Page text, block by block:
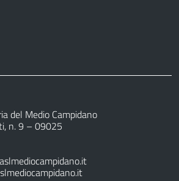
del Medio Campidano
n. 9 – 09025